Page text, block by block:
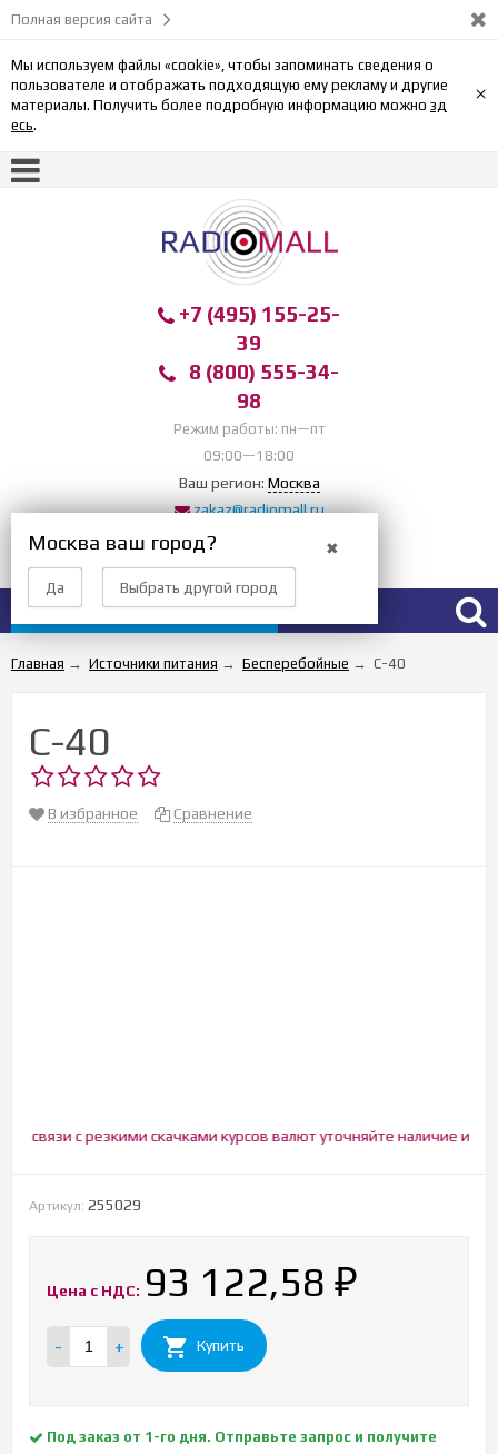
Полная версия сайта
Мы используем файлы «cookie», чтобы запоминать сведения о
пользователе и отображать подходящую ему рекламу и другие
материалы. Получить более подробную информацию можно зд
есь.
×
+7 (495) 155-25-
39
8 (800) 555-34-
98
Режим работы: пн—пт
09:00—18:00
Ваш регион: Москва
✖
Москва ваш город?
Да Выбрать другой город
zakaz@radiomall.ru
Прием заказов 24 часа
Вход Регистрация
Каталог товаров
Главная → Источники питания → Бесперебойные → С-40
С-40
В избранное Сравнение
с резкими скачками курсов валют уточняйте наличие и цену!
Артикул: 255029
Цена с НДС: 93 122,58 ₽
- + Купить
Под заказ от 1-го дня. Отправьте запрос и получите